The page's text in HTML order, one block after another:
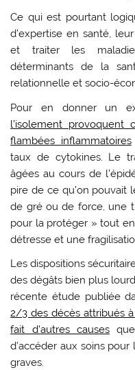
Ce qui est pourtant
d’expertise en santé,
et traiter les
déterminants de la
relationnelle et socio-
Pour en donner un
l’isolement
flambées inflammatoires
taux de cytokines. Le
âgées au cours de
pire de ce qu’on pouvait
de gré ou de force, une
pour la protéger » tout
détresse et une
Les dispositions
des dégâts bien plus
récente étude publiée
2/3 des décès attribués
fait d’autres causesque
d’accéder aux soins
graves.